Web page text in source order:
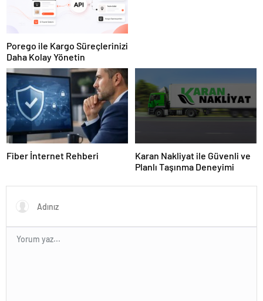
Porego ile Kargo Süreçlerinizi
Daha Kolay Yönetin
Fiber İnternet Rehberi
Karan Nakliyat ile Güvenli ve
Planlı Taşınma Deneyimi